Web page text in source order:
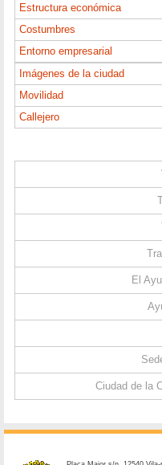
Estructura económica
Costumbres
Entorno empresarial
Imágenes de la ciudad
Movilidad
Callejero
El
Ciudad de la